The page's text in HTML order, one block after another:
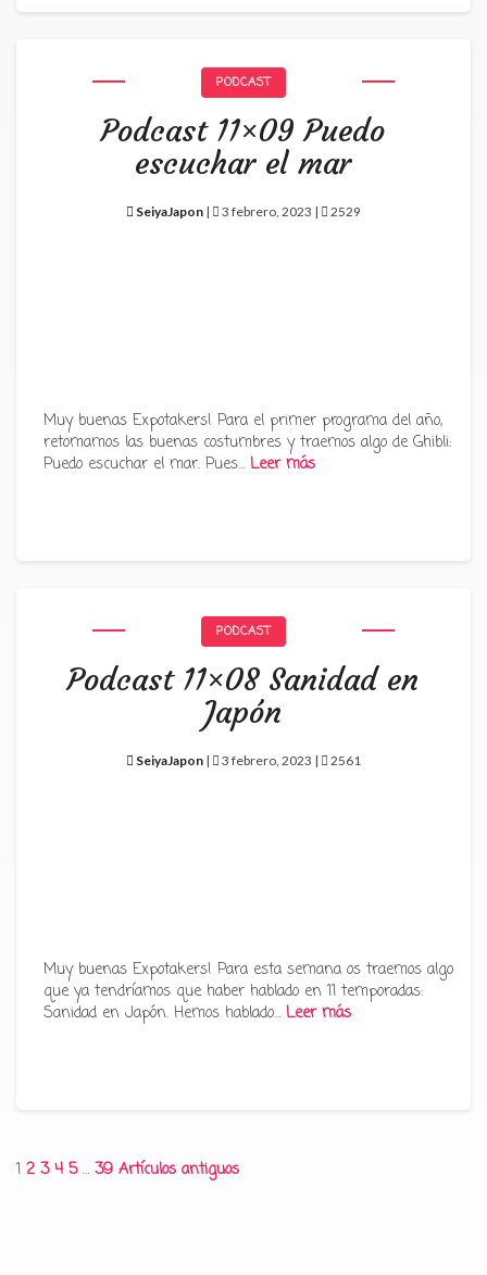
PODCAST
Podcast 11×09 Puedo
escuchar el mar
SeiyaJapon | 3 febrero, 2023 | 2529
Muy buenas Expotakers! Para el primer programa del año,
retomamos las buenas costumbres y traemos algo de Ghibli:
Puedo escuchar el mar. Pues… Leer más
PODCAST
Podcast 11×08 Sanidad en
Japón
SeiyaJapon | 3 febrero, 2023 | 2561
Muy buenas Expotakers! Para esta semana os traemos algo
que ya tendríamos que haber hablado en 11 temporadas:
Sanidad en Japón. Hemos hablado… Leer más
Paginación
1 2 3 4 5 … 39 Artículos antiguos